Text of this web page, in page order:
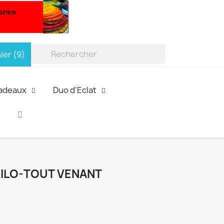
(9)
Duo d'Eclat
TOUT VENANT